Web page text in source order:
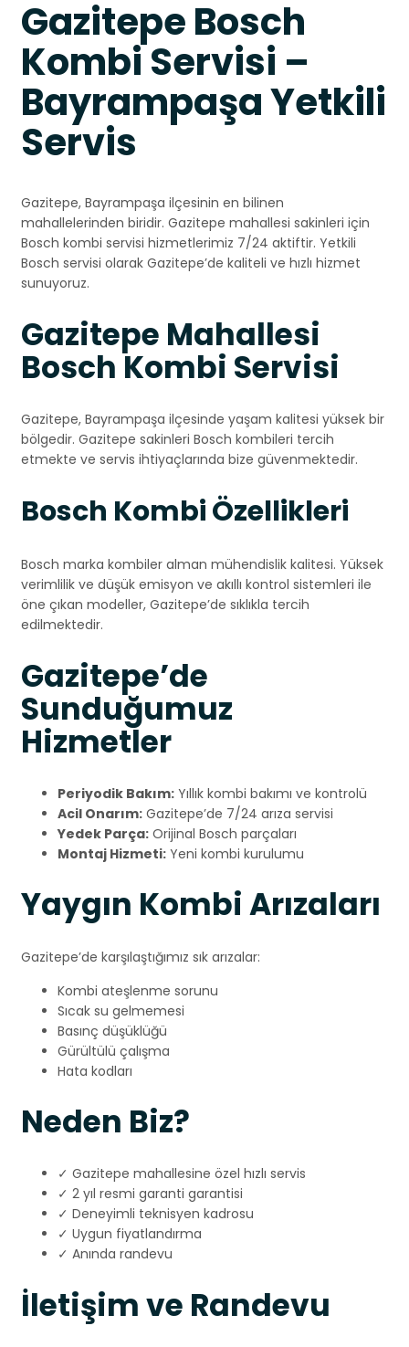
Gazitepe Bosch
Kombi Servisi –
Bayrampaşa Yetkili
Servis
Gazitepe, Bayrampaşa ilçesinin en bilinen
mahallelerinden biridir. Gazitepe mahallesi sakinleri için
Bosch kombi servisi hizmetlerimiz 7/24 aktiftir. Yetkili
Bosch servisi olarak Gazitepe’de kaliteli ve hızlı hizmet
sunuyoruz.
Gazitepe Mahallesi
Bosch Kombi Servisi
Gazitepe, Bayrampaşa ilçesinde yaşam kalitesi yüksek bir
bölgedir. Gazitepe sakinleri Bosch kombileri tercih
etmekte ve servis ihtiyaçlarında bize güvenmektedir.
Bosch Kombi Özellikleri
Bosch marka kombiler alman mühendislik kalitesi. Yüksek
verimlilik ve düşük emisyon ve akıllı kontrol sistemleri ile
öne çıkan modeller, Gazitepe’de sıklıkla tercih
edilmektedir.
Gazitepe’de
Sunduğumuz
Hizmetler
Periyodik Bakım: Yıllık kombi bakımı ve kontrolü
Acil Onarım: Gazitepe’de 7/24 arıza servisi
Yedek Parça: Orijinal Bosch parçaları
Montaj Hizmeti: Yeni kombi kurulumu
Yaygın Kombi Arızaları
Gazitepe’de karşılaştığımız sık arızalar:
Kombi ateşlenme sorunu
Sıcak su gelmemesi
Basınç düşüklüğü
Gürültülü çalışma
Hata kodları
Neden Biz?
✓ Gazitepe mahallesine özel hızlı servis
✓ 2 yıl resmi garanti garantisi
✓ Deneyimli teknisyen kadrosu
✓ Uygun fiyatlandırma
✓ Anında randevu
İletişim ve Randevu